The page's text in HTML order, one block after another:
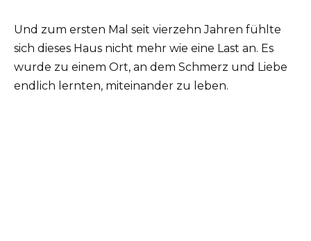
Und zum ersten Mal seit vierzehn Jahren fühlte
sich dieses Haus nicht mehr wie eine Last an. Es
wurde zu einem Ort, an dem Schmerz und Liebe
endlich lernten, miteinander zu leben.